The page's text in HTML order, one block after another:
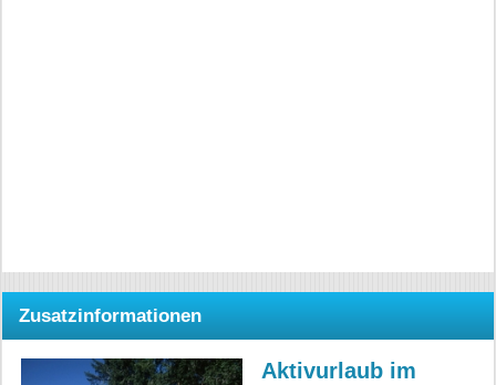
Zusatzinformationen
Aktivurlaub im